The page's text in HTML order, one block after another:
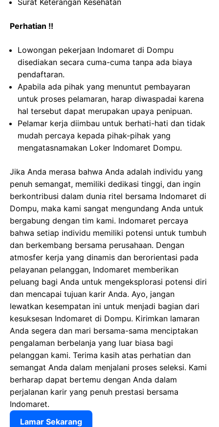
Surat Keterangan Kesehatan
Perhatian !!
Lowongan pekerjaan Indomaret di Dompu
disediakan secara cuma-cuma tanpa ada biaya
pendaftaran.
Apabila ada pihak yang menuntut pembayaran
untuk proses pelamaran, harap diwaspadai karena
hal tersebut dapat merupakan upaya penipuan.
Pelamar kerja diimbau untuk berhati-hati dan tidak
mudah percaya kepada pihak-pihak yang
mengatasnamakan Loker Indomaret Dompu.
Jika Anda merasa bahwa Anda adalah individu yang
penuh semangat, memiliki dedikasi tinggi, dan ingin
berkontribusi dalam dunia ritel bersama Indomaret di
Dompu, maka kami sangat mengundang Anda untuk
bergabung dengan tim kami. Indomaret percaya
bahwa setiap individu memiliki potensi untuk tumbuh
dan berkembang bersama perusahaan. Dengan
atmosfer kerja yang dinamis dan berorientasi pada
pelayanan pelanggan, Indomaret memberikan
peluang bagi Anda untuk mengeksplorasi potensi diri
dan mencapai tujuan karir Anda. Ayo, jangan
lewatkan kesempatan ini untuk menjadi bagian dari
kesuksesan Indomaret di Dompu. Kirimkan lamaran
Anda segera dan mari bersama-sama menciptakan
pengalaman berbelanja yang luar biasa bagi
pelanggan kami. Terima kasih atas perhatian dan
semangat Anda dalam menjalani proses seleksi. Kami
berharap dapat bertemu dengan Anda dalam
perjalanan karir yang penuh prestasi bersama
Indomaret.
Lamar Sekarang